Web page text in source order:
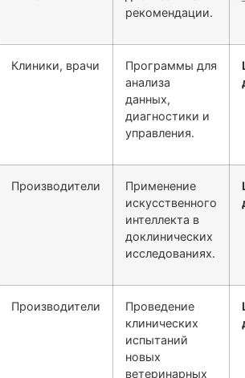
рекомендации.
Клиники, врачи
Программы для
анализа
данных,
диагностики и
управления.
Производители
Применение
искусственного
интеллекта в
доклинических
исследованиях.
Производители
Проведение
клинических
испытаний
новых
ветеринарных